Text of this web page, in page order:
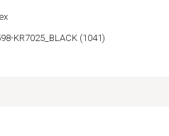
KR7025_BLACK (1041)